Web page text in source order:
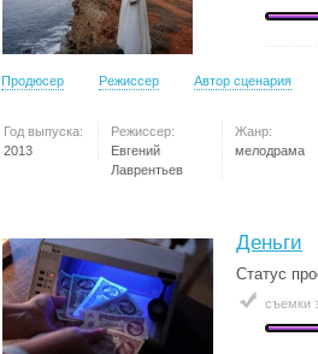
Продюсер Режиссер Автор сценария
Год выпуска:
2013
Режиссер:
Евгений
Лаврентьев
Жанр:
мелодрама
Деньги
Статус
съемки